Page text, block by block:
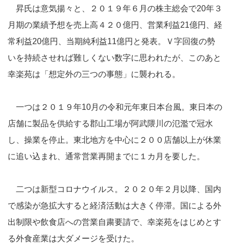
昇氏は意気揚々と、２０１９年６月の株主総会で20年３
月期の業績予想を売上高４２０億円、営業利益21億円、経
常利益20億円、当期純利益11億円と発表。Ｖ字回復の勢
いを持続させれば難しくない数字に思われたが、このあと
幸楽苑は「想定外の三つの事態」に襲われる。
一つは２０１９年10月の令和元年東日本台風。東日本の
店舗に製品を供給する郡山工場が阿武隈川の氾濫で冠水
し、操業を停止。東北地方を中心に２００店舗以上が休業
に追い込まれ、通常営業再開までに１カ月を要した。
二つは新型コロナウイルス。２０２０年２月以降、国内
で感染が急拡大すると経済活動は大きく停滞。国による外
出制限や飲食店への営業自粛要請で、幸楽苑をはじめとす
る外食産業は大ダメージを受けた。